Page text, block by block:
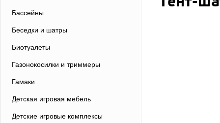
Бассейны
Беседки и шатры
Биотуалеты
Газонокосилки и триммеры
Гамаки
Детская игровая мебель
Детские игровые комплексы